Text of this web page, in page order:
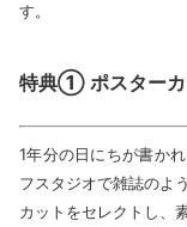
す。
特典① ポスターカ
1年分の日にちが書か
フスタジオで雑誌のよ
カットをセレクトし、